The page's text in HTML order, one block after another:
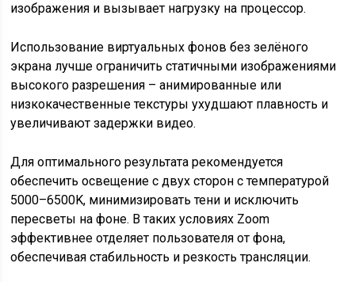
изображения и вызывает нагрузку на процессор.
Использование виртуальных фонов без зелёного
экрана лучше ограничить статичными изображениями
высокого разрешения – анимированные или
низкокачественные текстуры ухудшают плавность и
увеличивают задержки видео.
Для оптимального результата рекомендуется
обеспечить освещение с двух сторон с температурой
5000–6500K, минимизировать тени и исключить
пересветы на фоне. В таких условиях Zoom
эффективнее отделяет пользователя от фона,
обеспечивая стабильность и резкость трансляции.